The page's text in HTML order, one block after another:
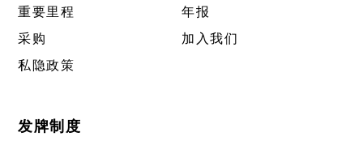
重要里程
年报
采购
加入我们
私隐政策
发牌制度